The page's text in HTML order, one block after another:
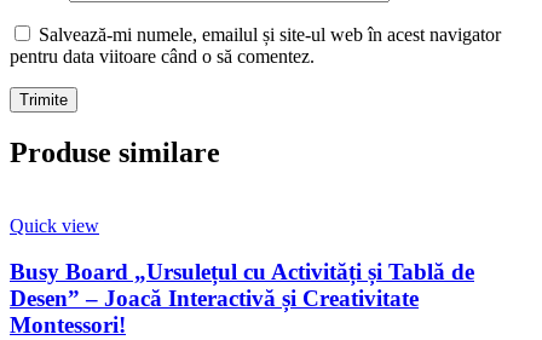
Salvează-mi numele, emailul și site-ul web în acest navigator
pentru data viitoare când o să comentez.
Produse similare
Quick view
Busy Board „Ursulețul cu Activități și Tablă de
Desen” – Joacă Interactivă și Creativitate
Montessori!